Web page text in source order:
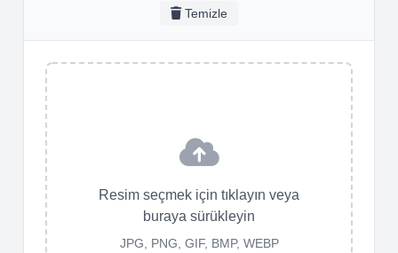
Temizle
Resim seçmek için tıklayın veya
buraya sürükleyin
JPG, PNG, GIF, BMP, WEBP